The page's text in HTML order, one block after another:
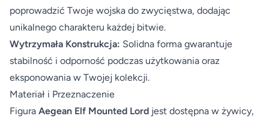
poprowadzić Twoje wojska do zwycięstwa, dodając
unikalnego charakteru każdej bitwie.
Wytrzymała Konstrukcja: Solidna forma gwarantuje
stabilność i odporność podczas użytkowania oraz
eksponowania w Twojej kolekcji.
Materiał i Przeznaczenie
Figura Aegean Elf Mounted Lord jest dostępna w żywicy,